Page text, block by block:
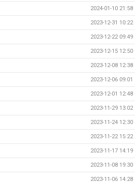
2024-01-10 21:58
2023-12-31 10:22
2023-12-22 09:49
2023-12-15 12:50
2023-12-08 12:38
2023-12-06 09:01
2023-12-01 12:48
2023-11-29 13:02
2023-11-24 12:30
2023-11-22 15:22
2023-11-17 14:19
2023-11-08 19:30
2023-11-06 14:28